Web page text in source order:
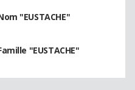
"EUSTACHE"
"EUSTACHE"